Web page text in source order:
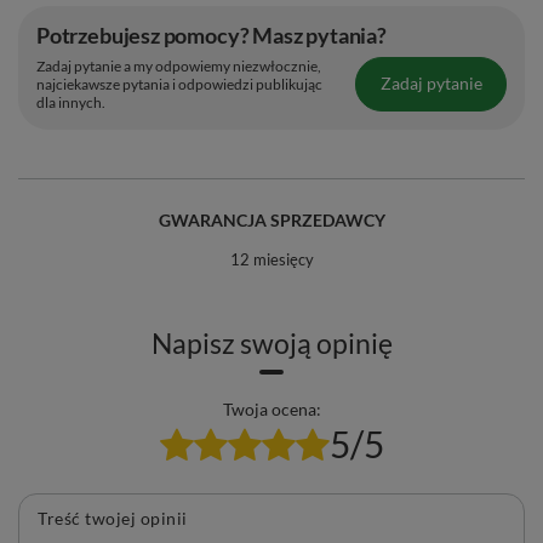
Potrzebujesz pomocy? Masz pytania?
Zadaj pytanie a my odpowiemy niezwłocznie,
najciekawsze pytania i odpowiedzi publikując
dla innych.
Zadaj pytanie
GWARANCJA SPRZEDAWCY
12 miesięcy
Napisz swoją opinię
Twoja ocena:
5/5
Treść twojej opinii